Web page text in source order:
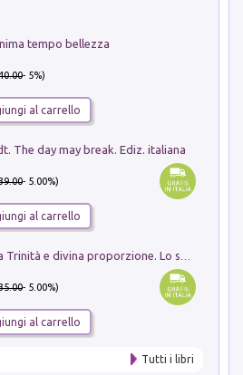
tempo bellezza
- 5%)
al carrello
The day may break. Ediz. italiana
- 5.00%)
al carrello
- 5.00%)
al carrello
Tutti i libri